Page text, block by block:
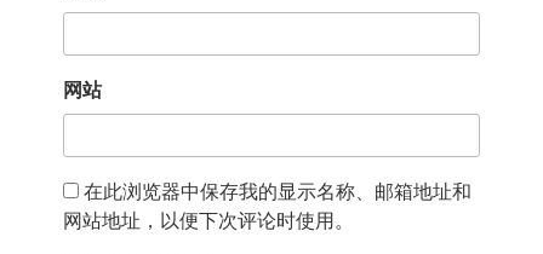
网站
在此浏览器中保存我的显示名称、邮箱地址和
网站地址，以便下次评论时使用。